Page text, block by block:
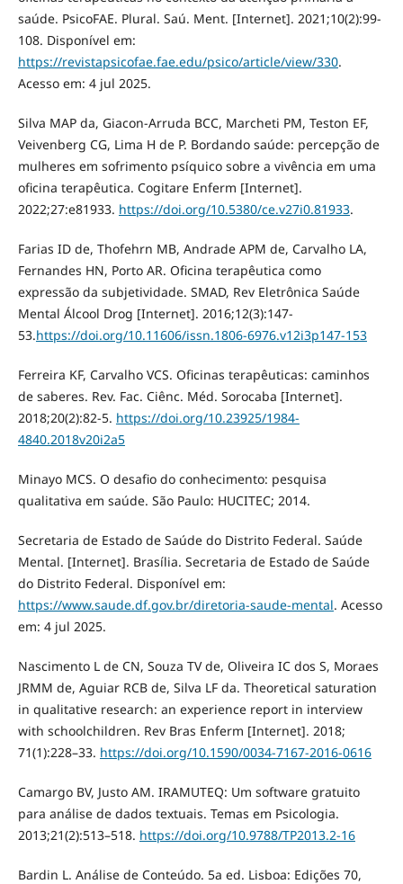
saúde. PsicoFAE. Plural. Saú. Ment. [Internet]. 2021;10(2):99-
108. Disponível em:
https://revistapsicofae.fae.edu/psico/article/view/330.
Acesso em: 4 jul 2025.
Silva MAP da, Giacon-Arruda BCC, Marcheti PM, Teston EF,
Veivenberg CG, Lima H de P. Bordando saúde: percepção de
mulheres em sofrimento psíquico sobre a vivência em uma
oficina terapêutica. Cogitare Enferm [Internet].
2022;27:e81933. https://doi.org/10.5380/ce.v27i0.81933.
Farias ID de, Thofehrn MB, Andrade APM de, Carvalho LA,
Fernandes HN, Porto AR. Oficina terapêutica como
expressão da subjetividade. SMAD, Rev Eletrônica Saúde
Mental Álcool Drog [Internet]. 2016;12(3):147-
53.https://doi.org/10.11606/issn.1806-6976.v12i3p147-153
Ferreira KF, Carvalho VCS. Oficinas terapêuticas: caminhos
de saberes. Rev. Fac. Ciênc. Méd. Sorocaba [Internet].
2018;20(2):82-5. https://doi.org/10.23925/1984-
4840.2018v20i2a5
Minayo MCS. O desafio do conhecimento: pesquisa
qualitativa em saúde. São Paulo: HUCITEC; 2014.
Secretaria de Estado de Saúde do Distrito Federal. Saúde
Mental. [Internet]. Brasília. Secretaria de Estado de Saúde
do Distrito Federal. Disponível em:
https://www.saude.df.gov.br/diretoria-saude-mental. Acesso
em: 4 jul 2025.
Nascimento L de CN, Souza TV de, Oliveira IC dos S, Moraes
JRMM de, Aguiar RCB de, Silva LF da. Theoretical saturation
in qualitative research: an experience report in interview
with schoolchildren. Rev Bras Enferm [Internet]. 2018;
71(1):228–33. https://doi.org/10.1590/0034-7167-2016-0616
Camargo BV, Justo AM. IRAMUTEQ: Um software gratuito
para análise de dados textuais. Temas em Psicologia.
2013;21(2):513–518. https://doi.org/10.9788/TP2013.2-16
Bardin L. Análise de Conteúdo. 5a ed. Lisboa: Edições 70,